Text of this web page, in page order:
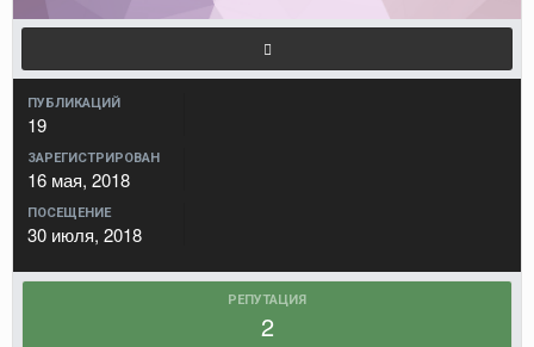
ПУБЛИКАЦИЙ
19
ЗАРЕГИСТРИРОВАН
16 мая, 2018
ПОСЕЩЕНИЕ
30 июля, 2018
РЕПУТАЦИЯ
2